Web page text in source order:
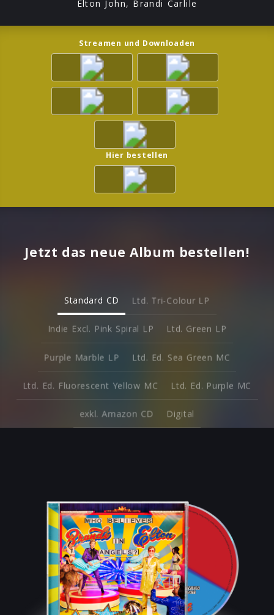
Elton John, Brandi Carlile
Streamen und Downloaden
Hier bestellen
Jetzt das neue Album bestellen!
Standard CD Ltd. Tri-Colour LP
Indie Excl. Pink Spiral LP Ltd. Green LP
Purple Marble LP Ltd. Ed. Sea Green MC
Ltd. Ed. Fluorescent Yellow MC Ltd. Ed. Purple MC
exkl. Amazon CD Digital